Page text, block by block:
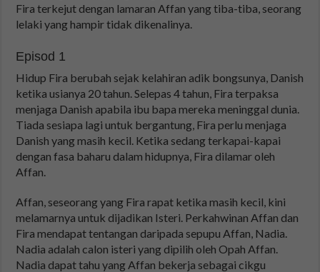
Fira terkejut dengan lamaran Affan yang tiba-tiba, seorang
lelaki yang hampir tidak dikenalinya.
Episod 1
Hidup Fira berubah sejak kelahiran adik bongsunya, Danish
ketika usianya 20 tahun. Selepas 4 tahun, Fira terpaksa
menjaga Danish apabila ibu bapa mereka meninggal dunia.
Tiada sesiapa lagi untuk bergantung, Fira perlu menjaga
Danish yang masih kecil. Ketika sedang terkapai-kapai
dengan fasa baharu dalam hidupnya, Fira dilamar oleh
Affan.
Affan, seseorang yang Fira rapat ketika masih kecil, kini
melamarnya untuk dijadikan Isteri. Perkahwinan Affan dan
Fira mendapat tentangan daripada sepupu Affan, Nadia.
Nadia adalah calon isteri yang dipilih oleh Opah Affan.
Nadia dapat tahu yang Affan bekerja sebagai cikgu